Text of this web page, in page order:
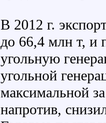
В 2012 г.
до 66,4 млн т, и
угольную
угольной
максимальной
напротив,